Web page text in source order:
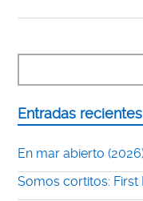
Entradas recientes
En mar abierto
Somos cortitos: First